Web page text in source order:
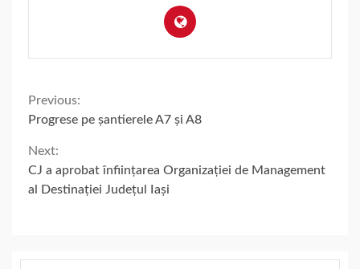
Continue
Reading
Previous:
Progrese pe șantierele A7 și A8
Next:
CJ a aprobat înființarea Organizației de Management
al Destinației Județul Iași